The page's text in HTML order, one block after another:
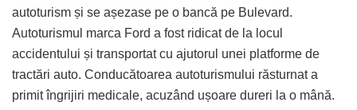
autoturism și se așezase pe o bancă pe Bulevard.
Autoturismul marca Ford a fost ridicat de la locul
accidentului și transportat cu ajutorul unei platforme de
tractări auto. Conducătoarea autoturismului răsturnat a
primit îngrijiri medicale, acuzând ușoare dureri la o mână.